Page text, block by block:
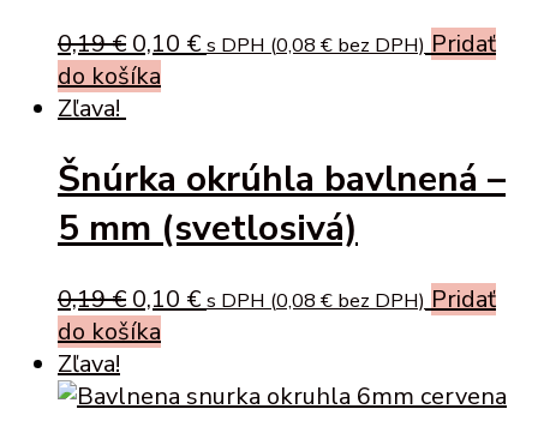
0,19€ Original
price
0,10 €Current
s DPH (0,08 € bez DPH) Pridať
do košíka
Zľava!
Šnúrka okrúhla bavlnená –
5 mm (svetlosivá)
0,19€ Original
price
0,19 €.
0,10 €Current
0,10 €.
s DPH (0,08 € bez DPH) Pridať
do košíka
Zľava!